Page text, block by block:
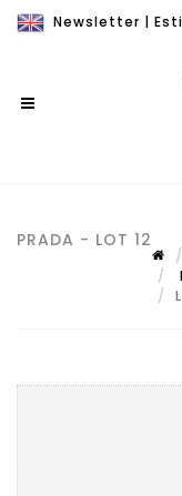
Newsletter |
PRADA - LOT 12